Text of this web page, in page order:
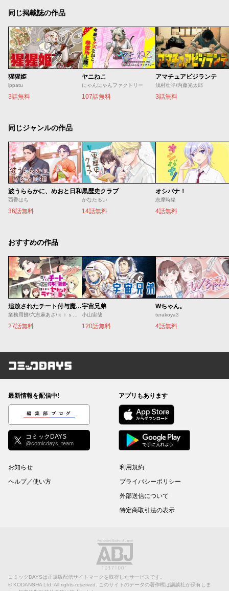
同じ掲載誌の作品
猩猩姫
ippatu
3話無料
ヤニねこ
にゃんにゃんファクトリー
107話無料
アマチュアビジランテ
浅村壮平/内藤光太郎
3話無料
同じジャンルの作品
波うららかに、めおと日和
西香はち
36話無料
黒歴史クラブ
かなたるい
14話無料
オシバナ！
志摩時緒
4話無料
おすすめの作品
追放されたチート付与魔術師は気ままなセカンドライフを謳歌する。 ～俺は武器だけじゃなく、あらゆるものに『強化ポイント』を付与できるし、俺の意思でいつでも効果を解除できるけど、残った人たち大丈夫？～
業務用餅/六志麻あさ/ｋｉｓｕｉ
27話無料
宇宙兄弟
小山宙哉
120話無料
Wちゃん。
terakoya3
4話無料
コミックDAYS
最新情報を配信中!
編集部ブログ
コミックDAYS
@comicdays_team
アプリもあります
お知らせ
ヘルプ／使い方
利用規約
プライバシーポリシー
外部送信について
特定商取引法の表示
コミックDAYSは正規版配信サイトマークを取得したサービスです。
© KODANSHA Ltd. All rights reserved. このサイトのデータの著作権は講談社が保有しま